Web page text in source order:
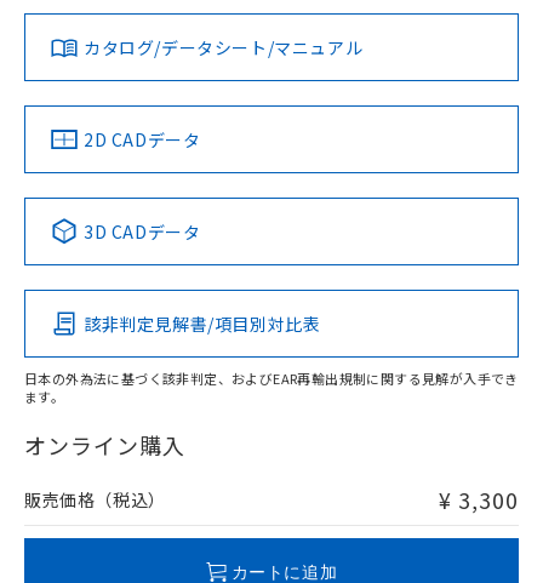
ダウンロードデータをご利用いただく前に、以下を必ずお読
みください。
ソフトウェアの使用条件
対応済み
中国 RoHS 注意事項・凡例
Pb Hg Cd Cr(VI)
O
在庫等で未対応品が混在する可能性があります。
問い合わせください。
カタログ/データシート/マニュアル
2D CADデータ
3D CADデータ
該非判定見解書/項目別対比表
日本の外為法に基づく該非判定、およびEAR再輸出規制に関する見解が入手でき
ます。
オンライン購入
販売価格（税込） ¥ 3,300
カートに追加